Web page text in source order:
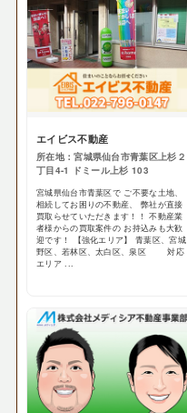
エイビス不動産
所在地：宮城県仙台市青葉区上杉２
丁目4-1 ドミール上杉 103
宮城県仙台市青葉区で ご不要な土地、
相続してお困りの不動産、 弊社が直接
買取らせていただきます！！ 不動産業
者様からの買取案件の お持込みも大歓
迎です！ 【強化エリア】 青葉区、宮城
野区、若林区、太白区、泉区 対応
エリア ...